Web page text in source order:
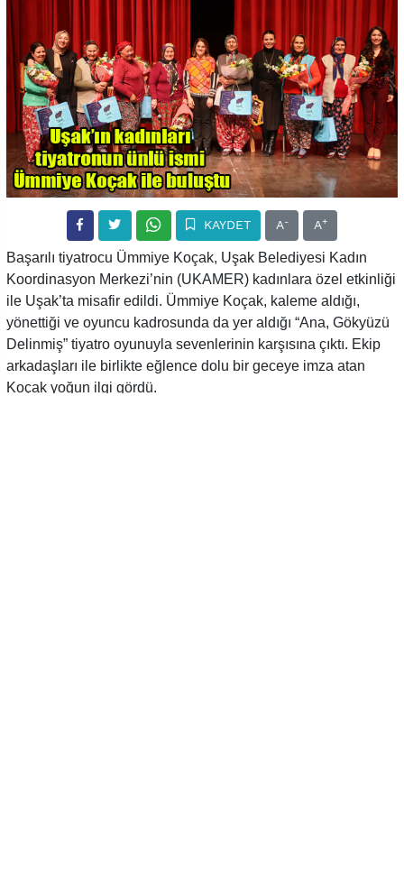
KAYDET A- A+
Başarılı tiyatrocu Ümmiye Koçak, Uşak Belediyesi Kadın
Koordinasyon Merkezi’nin (UKAMER) kadınlara özel etkinliği
ile Uşak’ta misafir edildi. Ümmiye Koçak, kaleme aldığı,
yönettiği ve oyuncu kadrosunda da yer aldığı “Ana, Gökyüzü
Delinmiş” tiyatro oyunuyla sevenlerinin karşısına çıktı. Ekip
arkadaşları ile birlikte eğlence dolu bir geceye imza atan
Koçak yoğun ilgi gördü.